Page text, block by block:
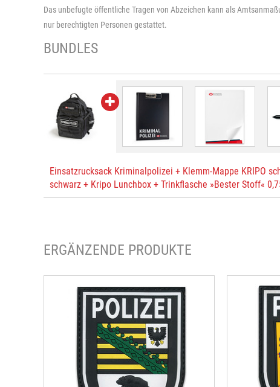
Das unbefugte öffentliche Tragen von Abzeichen kann als
nur berechtigten Personen gestattet.
BUNDLES
Einsatzrucksack Kriminalpolizei + Klemm-Mappe KRIPO
schwarz + Kripo Lunchbox + Trinkflasche »Bester Stoff«
ERGÄNZENDE PRODUKTE